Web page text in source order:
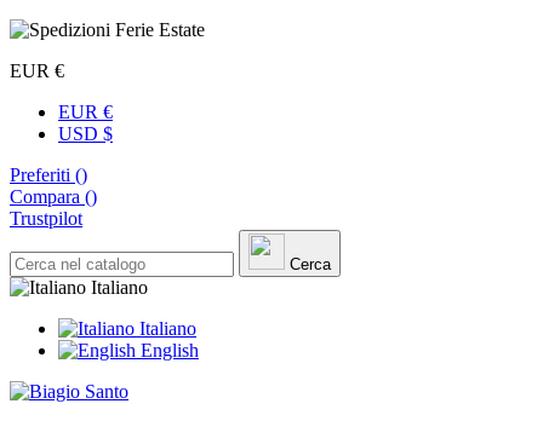
EUR €
EUR €
USD $
Preferiti ()
Compara ()
Trustpilot
Cerca
Italiano
Italiano
English